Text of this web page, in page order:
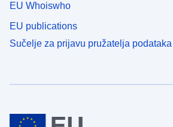
EU Whoiswho
EU publications
Sučelje za prijavu pružatelja podataka